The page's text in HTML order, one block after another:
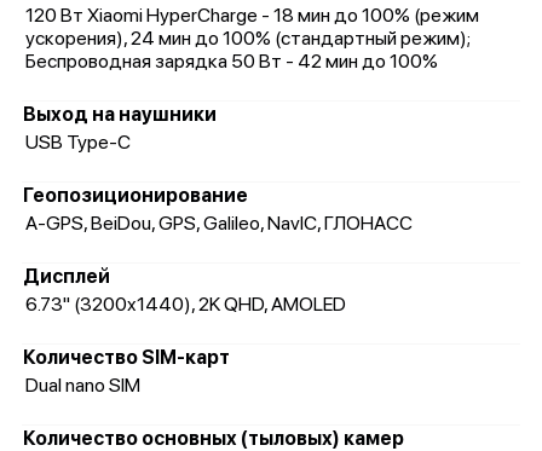
120 Вт Xiaomi HyperCharge - 18 мин до 100% (режим
ускорения), 24 мин до 100% (стандартный режим);
Беспроводная зарядка 50 Вт - 42 мин до 100%
Выход на наушники
USB Type-C
Геопозиционирование
A-GPS, BeiDou, GPS, Galileo, NavIC, ГЛОНАСС
Дисплей
6.73" (3200x1440), 2K QHD, AMOLED
Количество SIM-карт
Dual nano SIM
Количество основных (тыловых) камер